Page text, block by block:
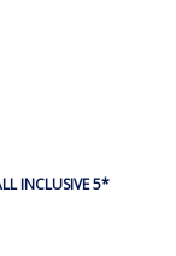
INCLUSIVE 5*